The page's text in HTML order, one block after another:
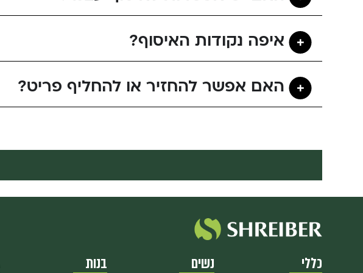
איפה נקודות האיסוף?
האם אפשר להחזיר או להחליף פריט?
כללי נשים בנות